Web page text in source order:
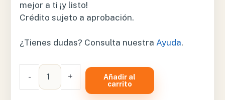
mejor a ti ¡y listo!
Crédito sujeto a aprobación.
¿Tienes dudas? Consulta nuestra Ayuda.
-
BRAZALETE
NEONATAL
+
Añadir al
carrito